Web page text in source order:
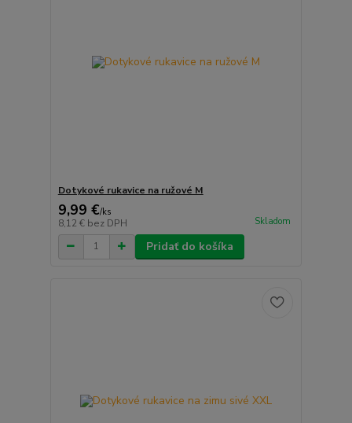
Dotykové rukavice na ružové M
9,99 €/ks
8,12 € bez DPH Skladom
Pridať do košíka